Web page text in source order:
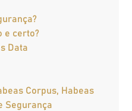
e certo?
Data
Corpus, Habeas
Segurança